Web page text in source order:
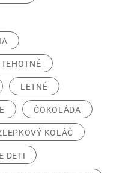
LETNÉ
ČOKOLÁDA
KOLÁČ
DETI